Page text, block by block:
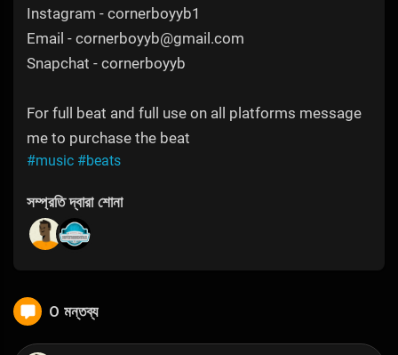
Instagram - cornerboyyb1
Email - cornerboyyb@gmail.com
Snapchat - cornerboyyb
For full beat and full use on all platforms message
me to purchase the beat
#music #beats
সম্প্রতি দ্বারা শোনা
0 মন্তব্য